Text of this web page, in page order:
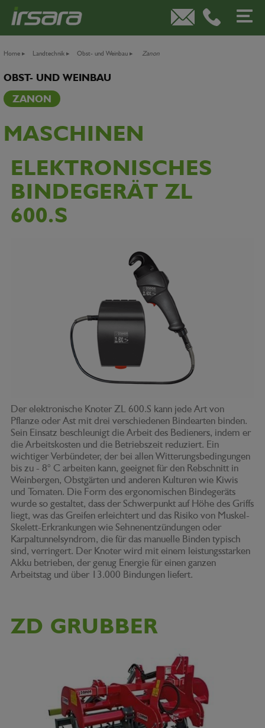
Home ▸ Landtechnik ▸ Obst- und Weinbau ▸ Zanon
OBST- UND WEINBAU
ZANON
MASCHINEN
ELEKTRONISCHES
BINDEGERÄT ZL
600.S
Der elektronische Knoter ZL 600.S kann jede Art von
Pflanze oder Ast mit drei verschiedenen Bindearten binden.
Sein Einsatz beschleunigt die Arbeit des Bedieners, indem er
die Arbeitskosten und die Betriebszeit reduziert. Ein
wichtiger Verbündeter, der bei allen Witterungsbedingungen
bis zu - 8° C arbeiten kann, geeignet für den Rebschnitt in
Weinbergen, Obstgärten und anderen Kulturen wie Kiwis
und Tomaten. Die Form des ergonomischen Bindegeräts
wurde so gestaltet, dass der Schwerpunkt auf Höhe des Griffs
liegt, was das Greifen erleichtert und das Risiko von Muskel-
Skelett-Erkrankungen wie Sehnenentzündungen oder
Karpaltunnelsyndrom, die für das manuelle Binden typisch
sind, verringert. Der Knoter wird mit einem leistungsstarken
Akku betrieben, der genug Energie für einen ganzen
Arbeitstag und über 13.000 Bindungen liefert.
ZD GRUBBER